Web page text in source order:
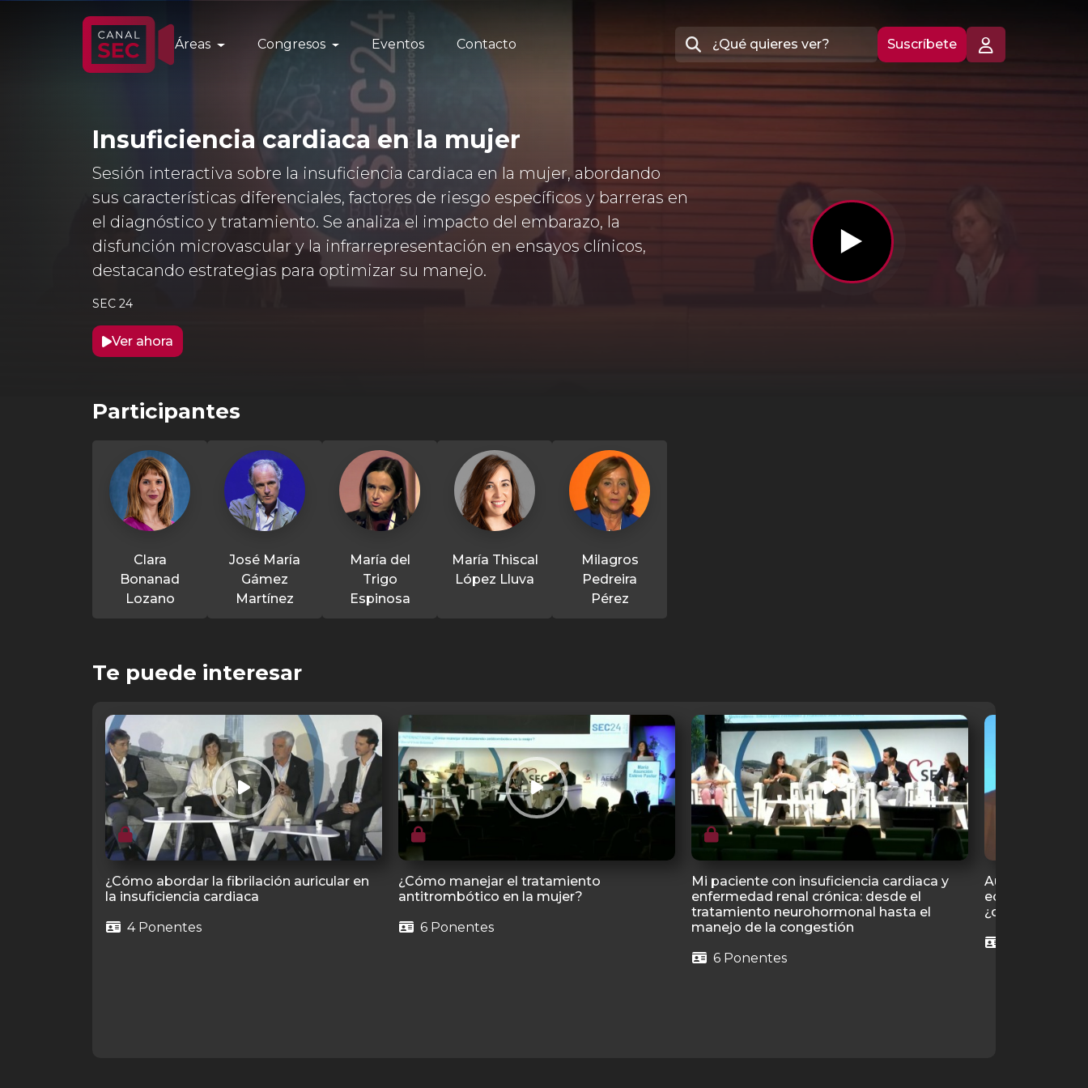
Áreas Congresos Eventos Contacto Suscríbete
Insuficiencia cardiaca en la mujer
Sesión interactiva sobre la insuficiencia cardiaca en la mujer, abordando
sus características diferenciales, factores de riesgo específicos y barreras en
el diagnóstico y tratamiento. Se analiza el impacto del embarazo, la
disfunción microvascular y la infrarrepresentación en ensayos clínicos,
destacando estrategias para optimizar su manejo.
SEC 24
Ver ahora
Participantes
Clara
Bonanad
Lozano
José María
Gámez
Martínez
María del
Trigo
Espinosa
María Thiscal
López Lluva
Milagros
Pedreira
Pérez
Te puede interesar
¿Cómo abordar la fibrilación auricular en
la insuficiencia cardiaca
4 Ponentes
¿Cómo manejar el tratamiento
antitrombótico en la mujer?
6 Ponentes
Mi paciente con insuficiencia cardiaca y
enfermedad renal crónica: desde el
tratamiento neurohormonal hasta el
manejo de la congestión
6 Ponentes
Aumento
¿cómo